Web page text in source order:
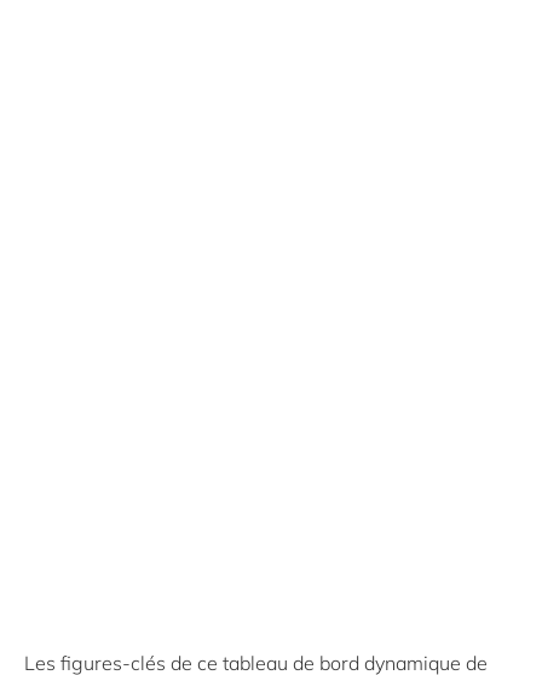
Les figures-clés de ce tableau de bord dynamique de